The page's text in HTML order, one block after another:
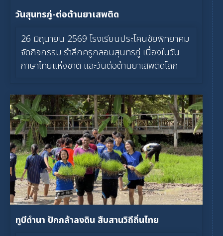
วันสุนทรภู่-ต่อต้านยาเสพติด
26 มิถุนายน 2569 โรงเรียนประโคนชัยพิทยาคม
จัดกิจกรรม รำลึกครูกลอนสุนทรภู่ เนื่องในวัน
ภาษาไทยแห่งชาติ และวันต่อต้านยาเสพติดโลก
ทูบีดำนา ปักกล้าลงดิน สืบสานวิถีถิ่นไทย